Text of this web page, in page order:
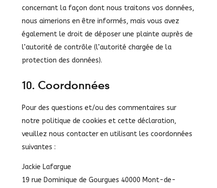
concernant la façon dont nous traitons vos données,
nous aimerions en être informés, mais vous avez
également le droit de déposer une plainte auprès de
l’autorité de contrôle (l’autorité chargée de la
protection des données).
10. Coordonnées
Pour des questions et/ou des commentaires sur
notre politique de cookies et cette déclaration,
veuillez nous contacter en utilisant les coordonnées
suivantes :
Jackie Lafargue
19 rue Dominique de Gourgues 40000 Mont-de-